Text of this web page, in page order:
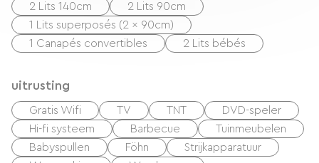
2 Lits 140cm
2 Lits 90cm
1 Lits superposés (2 x 90cm)
1 Canapés convertibles
2 Lits bébés
uitrusting
Gratis Wifi TV TNT
DVD-speler
Hi-fi systeem
Barbecue
Tuinmeubelen
Babyspullen
Föhn
Strijkapparatuur